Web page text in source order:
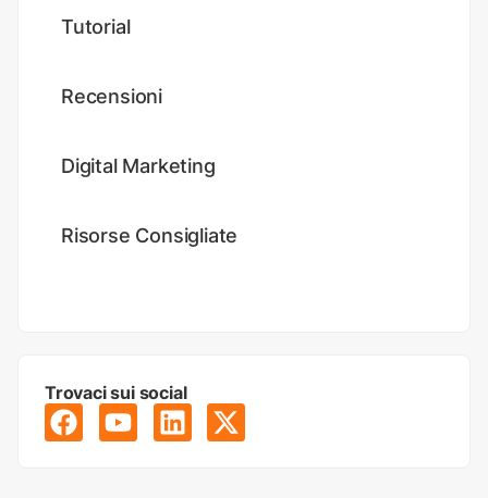
Tutorial
Recensioni
Digital Marketing
Risorse Consigliate
Trovaci sui social